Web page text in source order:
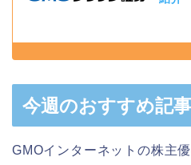
今週のおすすめ記事
GMOインターネットの株主